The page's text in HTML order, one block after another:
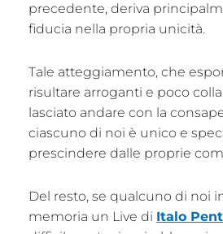
precedente, deriva
fiducia nella propria unicità.
Tale atteggiamento, che
risultare arroganti e poco
lasciato andare con la
ciascuno di noi è unico e
prescindere dalle proprie
Del resto, se qualcuno di noi
memoria un Live di Italo